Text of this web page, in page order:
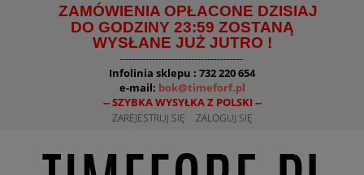
ZAMÓWIENIA OPŁACONE DZISIAJ
DO GODZINY 23:59 ZOSTANĄ
WYSŁANE JUŻ JUTRO !
--------------------------------------
Infolinia sklepu : 732 220 654
e-mail: bok@timeforf.pl
-- SZYBKA WYSYŁKA Z POLSKI --
ZAREJESTRUJ SIĘ ZALOGUJ SIĘ